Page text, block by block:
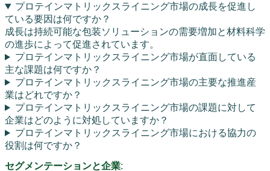
プロテインマトリックスライニング市場の成長を促進し
ている要因は何ですか？
成長は持続可能な包装ソリューションの需要増加と材料科学
の進歩によって促進されています。
プロテインマトリックスライニング市場が直面している
主な課題は何ですか？
プロテインマトリックスライニング市場の主要な推進産
業はどれですか？
プロテインマトリックスライニング市場の課題に対して
企業はどのように対処していますか？
プロテインマトリックスライニング市場における協力の
役割は何ですか？
セグメンテーションと企業: